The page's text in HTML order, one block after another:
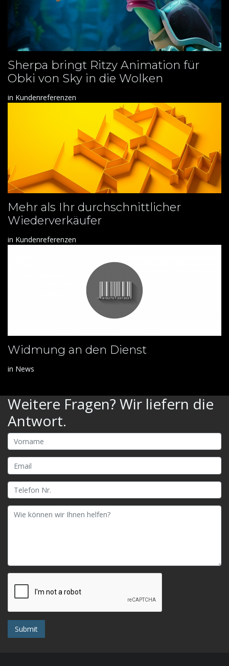
Sherpa bringt Ritzy Animation für
Obki von Sky in die Wolken
in Kundenreferenzen
Mehr als Ihr durchschnittlicher
Wiederverkäufer
in Kundenreferenzen
Widmung an den Dienst
in News
Weitere Fragen? Wir liefern die
Antwort.
Submit